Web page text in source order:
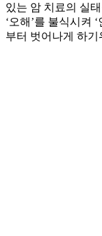
있는 암 치료의 실
‘오해’를 불식시켜
부터 벗어나게 하